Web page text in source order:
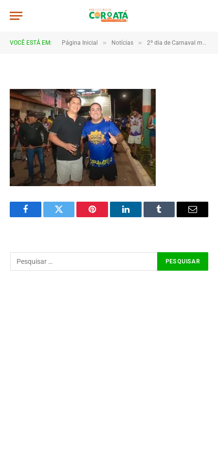
VOCÊ ESTÁ EM: Página Inicial » Notícias » 2º dia de Carnaval movimenta Coroatá com muita animação e grande público
4B2A0969
FacebookTwitter Pinterest LinkedInTumblr Email